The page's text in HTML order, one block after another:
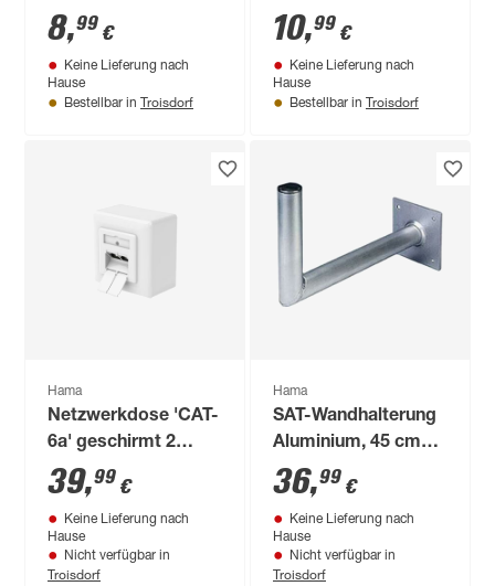
USB 1 m
8,99 €
Keine Lieferung nach
Hause
Bestellbar in Troisdorf
Micro-USB 1,4 m
10,99 €
Keine Lieferung nach
Hause
Bestellbar in Troisdorf
Hama
Netzwerkdose 'CAT-
6a' geschirmt 2
Ports,
Aufputz-/Unterputz
39,99 €
Keine Lieferung nach
Hause
Nicht verfügbar in
Troisdorf
Hama
SAT-Wandhalterung
Aluminium, 45 cm
Wandabstand
36,99 €
Keine Lieferung nach
Hause
Nicht verfügbar in
Troisdorf